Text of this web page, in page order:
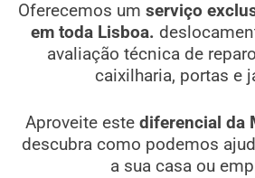
Oferecemos um serviço
em toda Lisboa.
avaliação técnica de
caixilharia, portas e
Aproveite estediferencial da
descubra como podemos
a sua casa ou